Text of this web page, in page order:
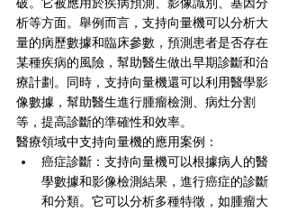
析等方面。舉例而言，支持向量機可以分析大
量的病歷數據和臨床參數，預測患者是否存在
某種疾病的風險，幫助醫生做出早期診斷和治
療計劃。同時，支持向量機還可以利用醫學影
像數據，幫助醫生進行腫瘤檢測、病灶分割
等，提高診斷的準確性和效率。
醫療領域中支持向量機的應用案例：
癌症診斷：支持向量機可以根據病人的醫
學數據和影像檢測結果，進行癌症的診斷
和分類。它可以分析多種特徵，如腫瘤大